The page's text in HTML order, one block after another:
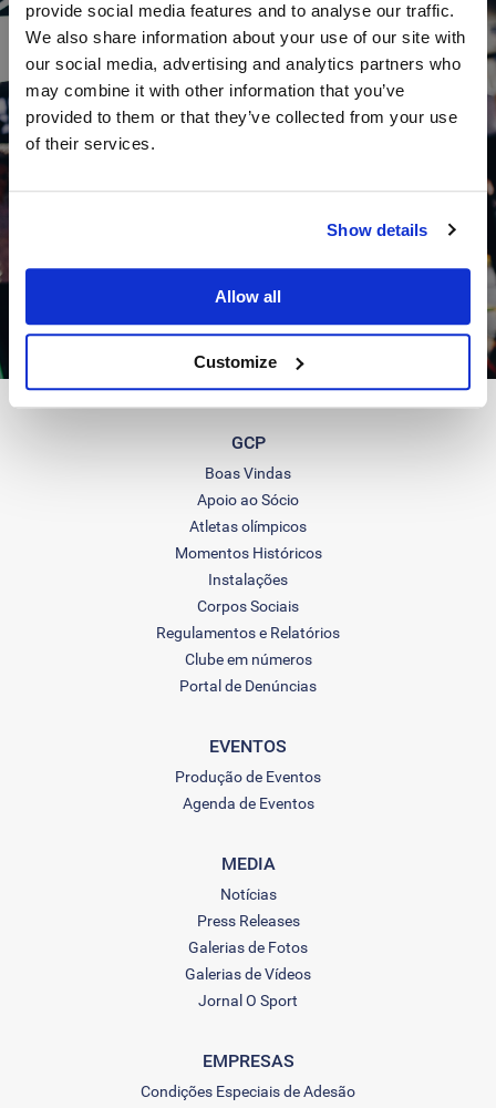
provide social media features and to analyse our traffic.
We also share information about your use of our site with
our social media, advertising and analytics partners who
may combine it with other information that you’ve
provided to them or that they’ve collected from your use
of their services.
Show details
Allow all
Customize
Consulte o nosso
MAPA DE AULAS DE GRUPO
GCP
Boas Vindas
Apoio ao Sócio
Atletas olímpicos
Momentos Históricos
Instalações
Corpos Sociais
Regulamentos e Relatórios
Clube em números
Portal de Denúncias
EVENTOS
Produção de Eventos
Agenda de Eventos
MEDIA
Notícias
Press Releases
Galerias de Fotos
Galerias de Vídeos
Jornal O Sport
EMPRESAS
Condições Especiais de Adesão